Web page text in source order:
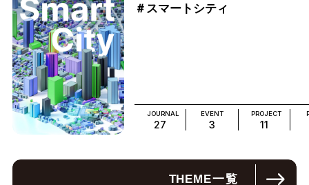
＃スマートシティ
JOURNAL
27
EVENT
3
PROJECT
11
THEME一覧